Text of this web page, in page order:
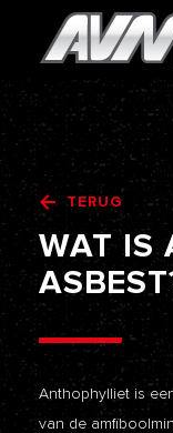
TERUG
WAT IS
Anthophylliet is
van de